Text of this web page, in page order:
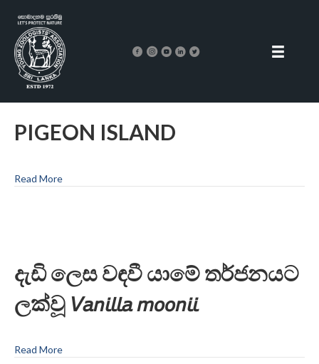
PIGEON ISLAND
Read More
දැඩි ලෙස වඳවී යාමේ තර්ජනයට
ලක්වූ 𝘝𝘢𝘯𝘪𝘭𝘭𝘢 𝘮𝘰𝘰𝘯𝘪𝘪
Read More